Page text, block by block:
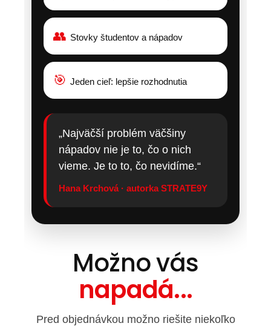
👥 Stovky študentov a nápadov
🎯 Jeden cieľ: lepšie rozhodnutia
„Najväčší problém väčšiny
nápadov nie je to, čo o nich
vieme. Je to to, čo nevidíme.“
Hana Krchová · autorka STRATE9Y
Možno vás
napadá...
Pred objednávkou možno riešite niekoľko